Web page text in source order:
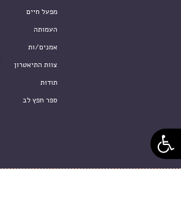
מפעל חיים
העמותה
אמנים/ות
צוות התיאטרון
תודות
ספר חפץ לב